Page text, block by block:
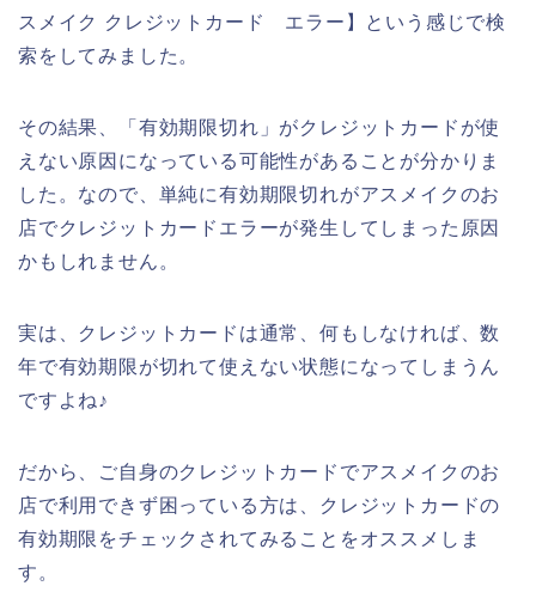
スメイク クレジットカード エラー】という感じで検
索をしてみました。
その結果、「有効期限切れ」がクレジットカードが使
えない原因になっている可能性があることが分かりま
した。なので、単純に有効期限切れがアスメイクのお
店でクレジットカードエラーが発生してしまった原因
かもしれません。
実は、クレジットカードは通常、何もしなければ、数
年で有効期限が切れて使えない状態になってしまうん
ですよね♪
だから、ご自身のクレジットカードでアスメイクのお
店で利用できず困っている方は、クレジットカードの
有効期限をチェックされてみることをオススメしま
す。